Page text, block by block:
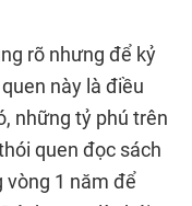
rõ nhưng để kỷ
này là điều
những tỷ phú trên
quen đọc sách
vòng 1 năm để